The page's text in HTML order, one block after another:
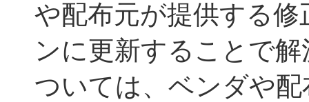
や配布元が提供する
ンに更新することで
ついては、ベンダや